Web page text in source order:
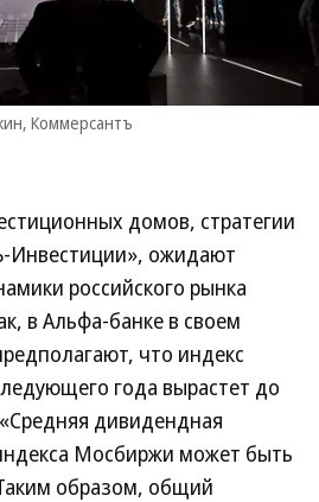
Коммерсантъ
домов, стратегии
Инвестиции», ожидают
российского рынка
в Альфа-банке в своем
что индекс
года вырастет до
дивидендная
Мосбиржи может быть
образом, общий